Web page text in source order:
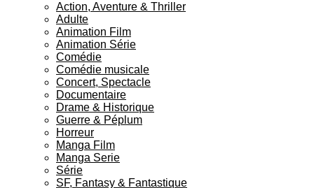
Action, Aventure & Thriller
Adulte
Animation Film
Animation Série
Comédie
Comédie musicale
Concert, Spectacle
Documentaire
Drame & Historique
Guerre & Péplum
Horreur
Manga Film
Manga Serie
Série
SF, Fantasy & Fantastique